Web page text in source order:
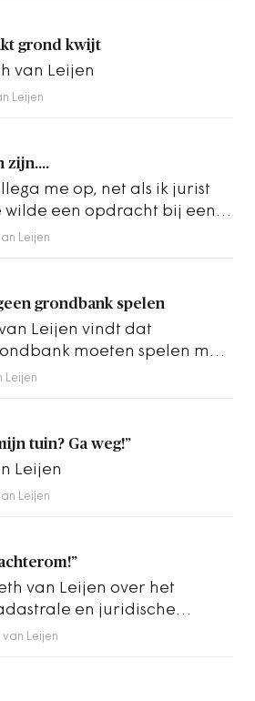
grond kwijt
van Leijen
Leijen
zijn....
me op, net als ik jurist
wilde een opdracht bij een
heb…
Leijen
grondbank spelen
Leijen vindt dat
moeten spelen met
ze even geen publieke
Leijen
tuin? Ga weg!”
Leijen
Leijen
van Leijen over het
en juridische
van Leijen